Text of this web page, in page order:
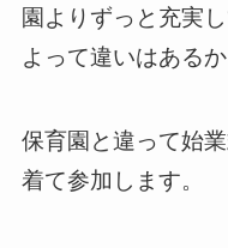
園よりずっと充実
よって違いはある
保育園と違って始
着て参加します。